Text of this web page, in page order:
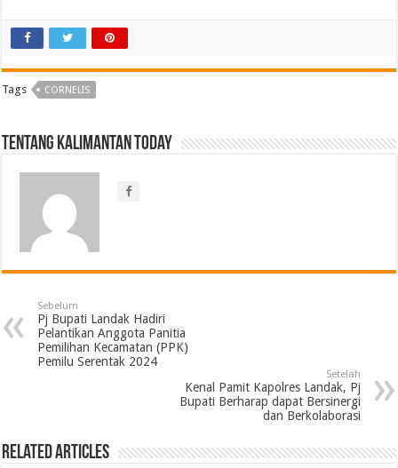
Tags CORNELIS
Tentang Kalimantan Today
Sebelum
Pj Bupati Landak Hadiri
Pelantikan Anggota Panitia
Pemilihan Kecamatan (PPK)
Pemilu Serentak 2024
Setelah
Kenal Pamit Kapolres Landak, Pj
Bupati Berharap dapat Bersinergi
dan Berkolaborasi
Related Articles